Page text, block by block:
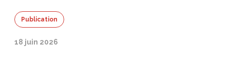
Publication
18 juin 2026